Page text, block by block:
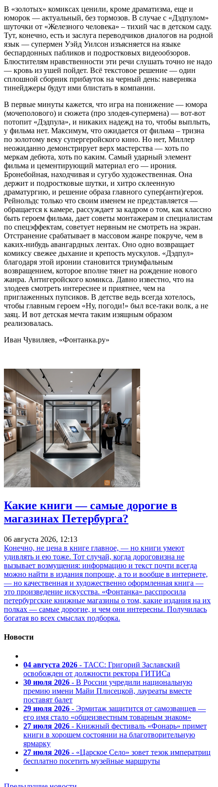
В «золотых» комиксах ценили, кроме драматизма, еще и
юморок — актуальный, без тормозов. В случае с «Дэдпулом»
шуточки от «Железного человека» – тихий час в детском саду.
Тут, конечно, есть и заслуга переводчиков диалогов на родной
язык — супермен Уэйд Уилсон изъясняется на языке
беспардонных пабликов и подростковых видеообзоров.
Блюстителям нравственности эти речи слушать точно не надо
— кровь из ушей пойдет. Всё текстовое решение — один
сплошной сборник прибауток на черный день: наверняка
тинейджеры будут ими блистать в компании.
В первые минуты кажется, что игра на понижение — юмора
(мочеполового) и сюжета (про злодея-супермена) — вот-вот
потопит «Дэдпула», и никаких надежд на то, чтобы выплыть,
у фильма нет. Максимум, что ожидается от фильма – тризна
по золотому веку супергеройского кино. Но нет, Миллер
неожиданно демонстрирует верх мастерства — хоть по
меркам дебюта, хоть по каким. Самый ударный элемент
фильма и цементирующий материал его — ирония.
Бронебойная, находчивая и сугубо художественная. Она
держит и подростковые шутки, и хитро склеенную
драматургию, и решение образа главного супер(анти)героя.
Рейнольдс только что своим именем не представляется —
обращается к камере, рассуждает за кадром о том, как классно
быть героем фильма, дает советы монтажерам и специалистам
по спецэффектам, советует нервным не смотреть на экран.
Отстранение срабатывает в массовом жанре покруче, чем в
каких-нибудь авангардных лентах. Оно одно возвращает
комиксу свежее дыхание и крепость мускулов. «Дэдпул»
благодаря этой иронии становится триумфальным
возвращением, которое вполне тянет на рождение нового
жанра. Антигеройского комикса. Давно известно, что на
злодеев смотреть интереснее и приятнее, чем на
приглаженных пупсиков. В детстве ведь всегда хотелось,
чтобы главным героем «Ну, погоди!» был все-таки волк, а не
заяц. И вот детская мечта таким изящным образом
реализовалась.
Иван Чувиляев, «Фонтанка.ру»
Какие книги — самые дорогие в
магазинах Петербурга?
06 августа 2026, 12:13
Конечно, не цена в книге главное, — но книги умеют
удивлять и ею тоже. Тот случай, когда дороговизна не
вызывает возмущения: информацию и текст почти всегда
можно найти в издания попроще, а то и вообще в интернете,
— но качественная и художественно оформленная книга —
это произведение искусства. «Фонтанка» расспросила
петербургские книжные магазины о том, какие издания на их
полках — самые дорогие, и чем они интересны. Получилась
богатая во всех смыслах подборка.
Новости
04 августа 2026 - ТАСС: Григорий Заславский
освобожден от должности ректора ГИТИСа
30 июля 2026 - В России учредили национальную
премию имени Майи Плисецкой, лауреаты вместе
поставят балет
29 июля 2026 - Эрмитаж защитится от самозванцев —
его имя стало «общеизвестным товарным знаком»
27 июля 2026 - Книжный фестиваль «Фонарь» примет
книги в хорошем состоянии на благотворительную
ярмарку
27 июля 2026 - «Царское Село» зовет тезок императриц
бесплатно посетить музейные маршруты